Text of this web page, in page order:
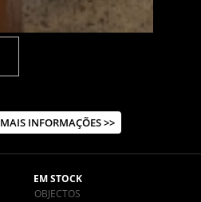
MAIS INFORMAÇÕES >>
EM STOCK
OBJECTOS